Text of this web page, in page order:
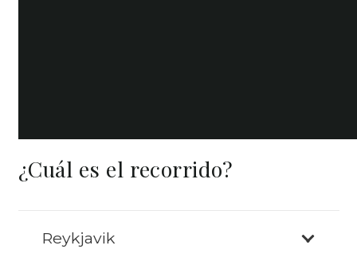
¿Cuál es el recorrido?
Reykjavik